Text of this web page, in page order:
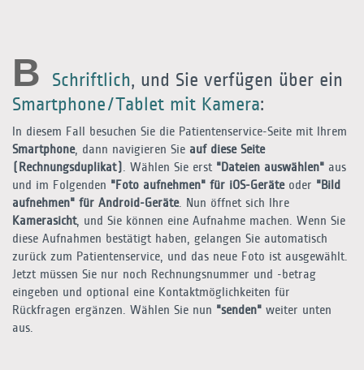
B Schriftlich, und Sie verfügen über ein
Smartphone/Tablet mit Kamera:
In diesem Fall besuchen Sie die Patientenservice-Seite mit Ihrem
Smartphone, dann navigieren Sie auf diese Seite
(Rechnungsduplikat) . Wählen Sie erst "Dateien auswählen" aus
und im Folgenden "Foto aufnehmen" für iOS-Geräteoder "Bild
aufnehmen" für Android-Geräte. Nun öffnet sich Ihre
Kamerasicht, und Sie können eine Aufnahme machen. Wenn Sie
diese Aufnahmen bestätigt haben, gelangen Sie automatisch
zurück zum Patientenservice, und das neue Foto ist ausgewählt.
Jetzt müssen Sie nur noch Rechnungsnummer und -betrag
eingeben und optional eine Kontaktmöglichkeiten für
Rückfragen ergänzen. Wählen Sie nun "senden" weiter unten
aus.